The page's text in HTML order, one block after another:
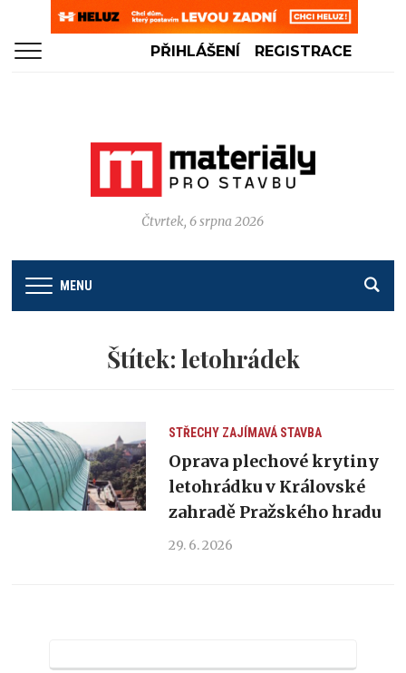
PŘIHLÁŠENÍ REGISTRACE
Čtvrtek, 6 srpna 2026
MENU
Štítek: letohrádek
STŘECHY ZAJÍMAVÁ STAVBA
Oprava plechové krytiny
letohrádku v Královské
zahradě Pražského hradu
29. 6. 2026